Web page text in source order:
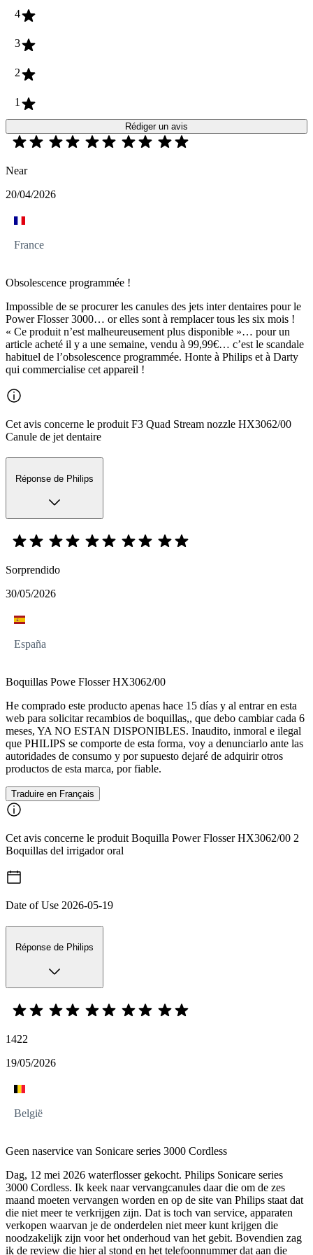
4
3
2
1
Rédiger un avis
Near
20/04/2026
France
Obsolescence programmée !
Impossible de se procurer les canules des jets inter dentaires pour le
Power Flosser 3000… or elles sont à remplacer tous les six mois !
« Ce produit n’est malheureusement plus disponible »… pour un
article acheté il y a une semaine, vendu à 99,99€… c’est le scandale
habituel de l’obsolescence programmée. Honte à Philips et à Darty
qui commercialise cet appareil !
Cet avis concerne le produit F3 Quad Stream nozzle HX3062/00
Canule de jet dentaire
Réponse de Philips
Sorprendido
30/05/2026
España
Boquillas Powe Flosser HX3062/00
He comprado este producto apenas hace 15 días y al entrar en esta
web para solicitar recambios de boquillas,, que debo cambiar cada 6
meses, YA NO ESTAN DISPONIBLES. Inaudito, inmoral e ilegal
que PHILIPS se comporte de esta forma, voy a denunciarlo ante las
autoridades de consumo y por supuesto dejaré de adquirir otros
productos de esta marca, por fiable.
Traduire en Français
Cet avis concerne le produit Boquilla Power Flosser HX3062/00 2
Boquillas del irrigador oral
Date of Use 2026-05-19
Réponse de Philips
1422
19/05/2026
België
Geen naservice van Sonicare series 3000 Cordless
Dag, 12 mei 2026 waterflosser gekocht. Philips Sonicare series
3000 Cordless. Ik keek naar vervangcanules daar die om de zes
maand moeten vervangen worden en op de site van Philips staat dat
die niet meer te verkrijgen zijn. Dat is toch van service, apparaten
verkopen waarvan je de onderdelen niet meer kunt krijgen die
noodzakelijk zijn voor het onderhoud van het gebit. Bovendien zag
ik de review die hier al stond en het telefoonnummer dat aan die